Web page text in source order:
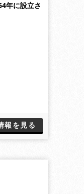
年に設立さ
報を見る